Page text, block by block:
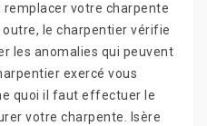
votre charpente
outre, le charpentier vérifie
les anomalies qui peuvent
exercé vous
quoi il faut effectuer le
votre charpente. Isère